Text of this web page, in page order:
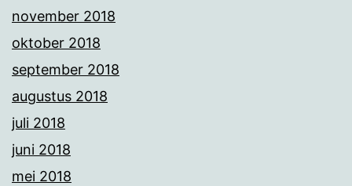
november 2018
oktober 2018
september 2018
augustus 2018
juli 2018
juni 2018
mei 2018